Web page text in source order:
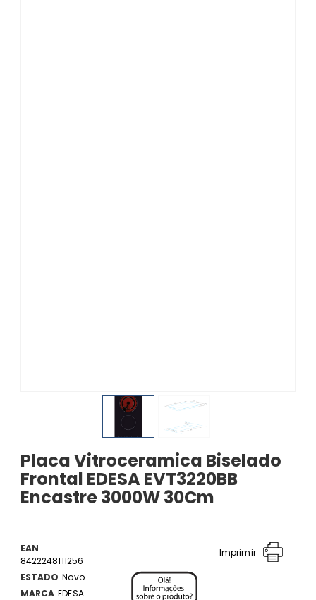
Placa Vitroceramica Biselado
Frontal EDESA EVT3220BB
Encastre 3000W 30Cm
EAN
8422248111256
ESTADO Novo
MARCA EDESA
Imprimir